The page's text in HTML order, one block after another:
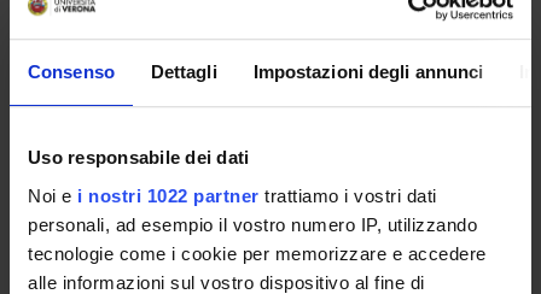
Consenso Dettagli Impostazioni degli annunci
Uso responsabile dei dati
Noi e i nostri 1022 partner trattiamo i vostri dati
personali, ad esempio il vostro numero IP, utilizzando
tecnologie come i cookie per memorizzare e accedere
alle informazioni sul vostro dispositivo al fine di
ORGANISATION
GOVERNANCE
COMMITTEES